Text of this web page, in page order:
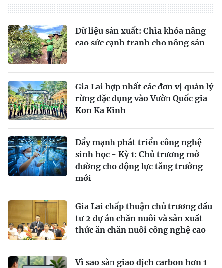
Dữ liệu sản xuất: Chìa khóa nâng
cao sức cạnh tranh cho nông sản
Gia Lai hợp nhất các đơn vị quản lý
rừng đặc dụng vào Vườn Quốc gia
Kon Ka Kinh
Đẩy mạnh phát triển công nghệ
sinh học - Kỳ 1: Chủ trương mở
đường cho động lực tăng trưởng
mới
Gia Lai chấp thuận chủ trương đầu
tư 2 dự án chăn nuôi và sản xuất
thức ăn chăn nuôi công nghệ cao
Vì sao sàn giao dịch carbon hơn 1